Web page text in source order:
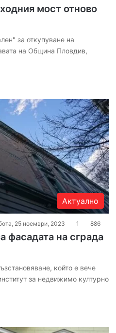
мост отново
за откупуване на
на Община Пловдив,
Актуално
25 ноември, 2023 1 886
фасадата на сграда
който е вече
за недвижимо културно